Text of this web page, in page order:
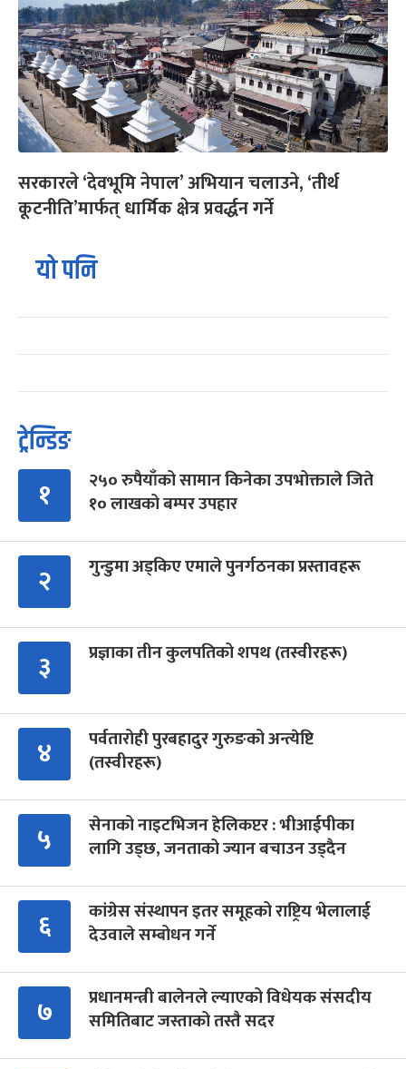
सरकारले ‘देवभूमि नेपाल’ अभियान चलाउने, ‘तीर्थ
कूटनीति’मार्फत् धार्मिक क्षेत्र प्रवर्द्धन गर्ने
यो पनि
ट्रेन्डिङ
१
२५० रुपैयाँको सामान किनेका उपभोक्ताले जिते
१० लाखको बम्पर उपहार
२ गुन्डुमा अड्किए एमाले पुनर्गठनका प्रस्तावहरू
३ प्रज्ञाका तीन कुलपतिको शपथ (तस्वीरहरू)
४
पर्वतारोही पुरबहादुर गुरुङको अन्त्येष्टि
(तस्वीरहरू)
५
सेनाको नाइटभिजन हेलिकप्टर : भीआईपीका
लागि उड्छ, जनताको ज्यान बचाउन उड्दैन
६
कांग्रेस संस्थापन इतर समूहको राष्ट्रिय भेलालाई
देउवाले सम्बोधन गर्ने
७
प्रधानमन्त्री बालेनले ल्याएको विधेयक संसदीय
समितिबाट जस्ताको तस्तै सदर